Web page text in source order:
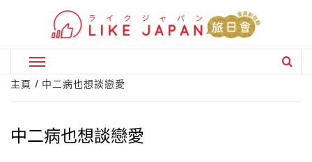
Primary
Menu
主頁 中二病也想談戀愛
中二病也想談戀愛